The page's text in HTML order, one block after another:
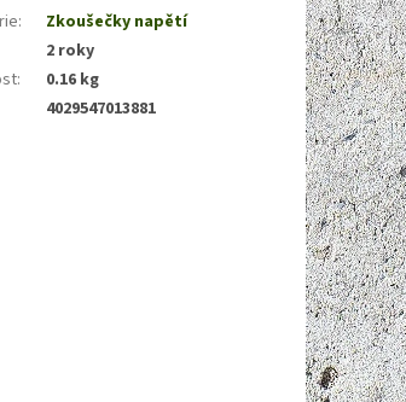
:
Zkoušečky napětí
2 roky
:
0.16 kg
4029547013881